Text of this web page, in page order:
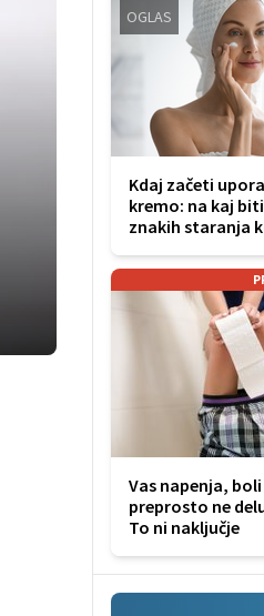
OGLAS
Kdaj začeti
kremo: na kaj
znakih staranja
Vas napenja,
preprosto ne
To ni naključje